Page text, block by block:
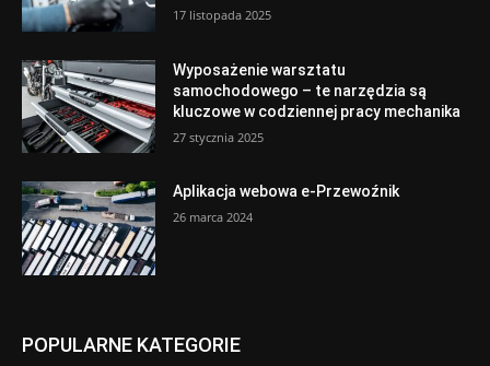
17 listopada 2025
Wyposażenie warsztatu
samochodowego – te narzędzia są
kluczowe w codziennej pracy mechanika
27 stycznia 2025
Aplikacja webowa e-Przewoźnik
26 marca 2024
POPULARNE KATEGORIE